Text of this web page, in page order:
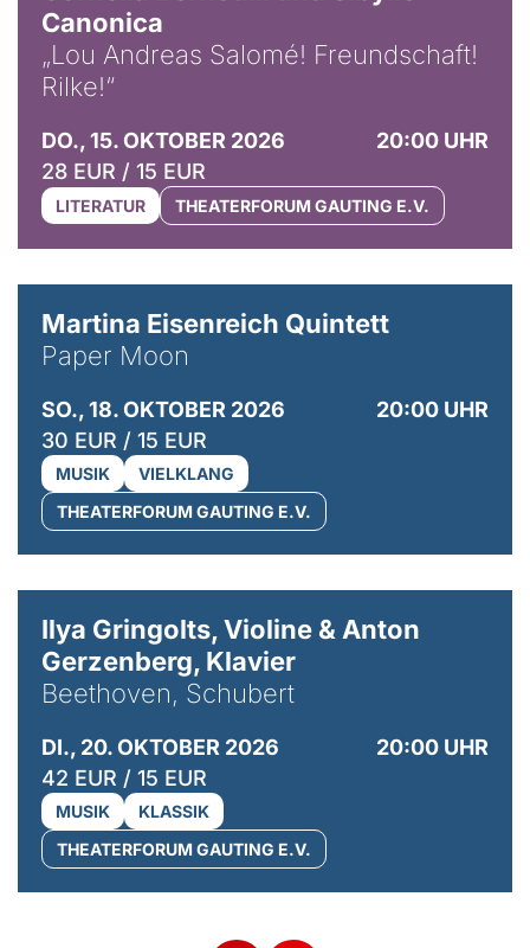
Canonica
„Lou Andreas Salomé! Freundschaft!
Rilke!“
DO., 15. OKTOBER 2026
20:00 UHR
28 EUR / 15 EUR
LITERATUR THEATERFORUM GAUTING E.V.
Martina Eisenreich Quintett
Paper Moon
SO., 18. OKTOBER 2026
20:00 UHR
30 EUR / 15 EUR
MUSIK
VIELKLANG
THEATERFORUM GAUTING E.V.
Ilya Gringolts, Violine & Anton
Gerzenberg, Klavier
Beethoven, Schubert
DI., 20. OKTOBER 2026
20:00 UHR
42 EUR / 15 EUR
MUSIK
KLASSIK
THEATERFORUM GAUTING E.V.